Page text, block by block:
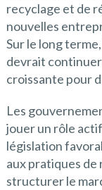
recyclage et de
nouvelles
Sur le long
devrait
croissante pour
Les
jouer un rôle
législation
aux pratiques
structurer le